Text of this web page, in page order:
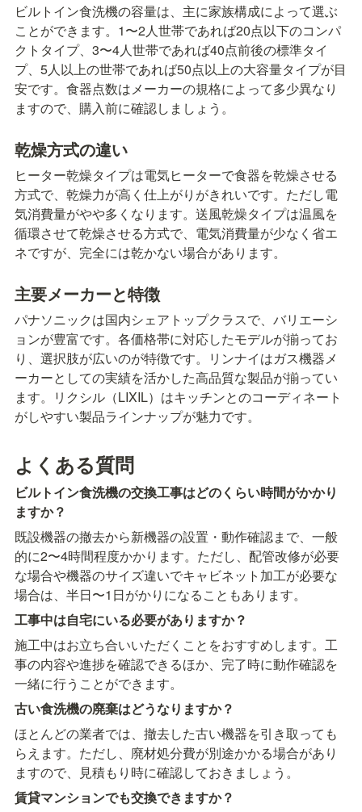
ビルトイン食洗機の容量は、主に家族構成によって選ぶ
ことができます。1〜2人世帯であれば20点以下のコンパ
クトタイプ、3〜4人世帯であれば40点前後の標準タイ
プ、5人以上の世帯であれば50点以上の大容量タイプが目
安です。食器点数はメーカーの規格によって多少異なり
ますので、購入前に確認しましょう。
乾燥方式の違い
ヒーター乾燥タイプは電気ヒーターで食器を乾燥させる
方式で、乾燥力が高く仕上がりがきれいです。ただし電
気消費量がやや多くなります。送風乾燥タイプは温風を
循環させて乾燥させる方式で、電気消費量が少なく省エ
ネですが、完全には乾かない場合があります。
主要メーカーと特徴
パナソニックは国内シェアトップクラスで、バリエーシ
ョンが豊富です。各価格帯に対応したモデルが揃ってお
り、選択肢が広いのが特徴です。リンナイはガス機器メ
ーカーとしての実績を活かした高品質な製品が揃ってい
ます。リクシル（LIXIL）はキッチンとのコーディネート
がしやすい製品ラインナップが魅力です。
よくある質問
ビルトイン食洗機の交換工事はどのくらい時間がかかり
ますか？
既設機器の撤去から新機器の設置・動作確認まで、一般
的に2〜4時間程度かかります。ただし、配管改修が必要
な場合や機器のサイズ違いでキャビネット加工が必要な
場合は、半日〜1日がかりになることもあります。
工事中は自宅にいる必要がありますか？
施工中はお立ち合いいただくことをおすすめします。工
事の内容や進捗を確認できるほか、完了時に動作確認を
一緒に行うことができます。
古い食洗機の廃棄はどうなりますか？
ほとんどの業者では、撤去した古い機器を引き取っても
らえます。ただし、廃材処分費が別途かかる場合があり
ますので、見積もり時に確認しておきましょう。
賃貸マンションでも交換できますか？